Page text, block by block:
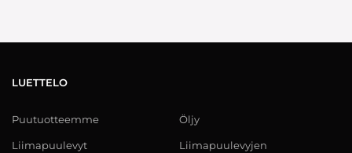
LUETTELO
Puutuotteemme
Liimapuulevyt
Öljy
Liimapuulevyjen